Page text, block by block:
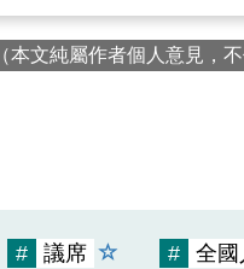
（本文純屬作者個人意見，
# 議席 # 全國